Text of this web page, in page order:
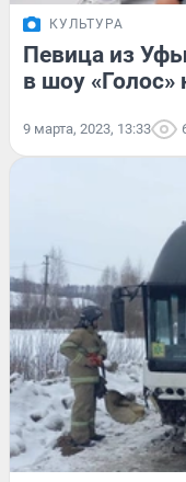
КУЛЬТУРА
Певица из
в шоу
9 марта, 2023, 13:33